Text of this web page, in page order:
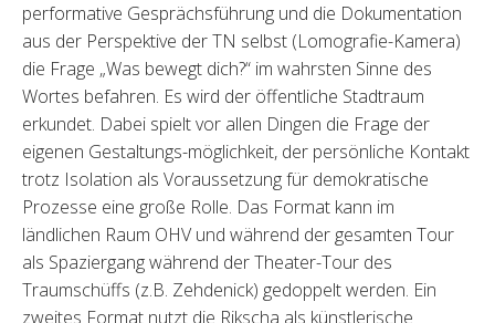
performative Gesprächsführung und die Dokumentation
aus der Perspektive der TN selbst (Lomografie-Kamera)
die Frage „Was bewegt dich?“ im wahrsten Sinne des
Wortes befahren. Es wird der öffentliche Stadtraum
erkundet. Dabei spielt vor allen Dingen die Frage der
eigenen Gestaltungs-möglichkeit, der persönliche Kontakt
trotz Isolation als Voraussetzung für demokratische
Prozesse eine große Rolle. Das Format kann im
ländlichen Raum OHV und während der gesamten Tour
als Spaziergang während der Theater-Tour des
Traumschüffs (z.B. Zehdenick) gedoppelt werden. Ein
zweites Format nutzt die Rikscha als künstlerische